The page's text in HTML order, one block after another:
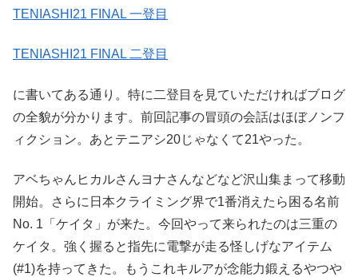
TENIASHI21 FINAL 一登目
TENIASHI21 FINAL 二登目
に書いてある通り。特に二登目を見ていただければブログ
の全貌が分かります。前回記事の冒頭の会話はほぼノンフ
ィクション。あとテニアシ20じゃなくて21やった。
アベちゃんヒカルさんヨナさんなどなど沢山集まって移動
開始。さらに日本クライミング界で1番消えたら困る名前
No. 1「ケイタ」が来た。今回やって来られたのは三重の
ケイタ。強く握ると指先に電撃が走る怪しげなアイテム
(#1)を持ってきた。もうこれキルアが念能力鍛えるやつや